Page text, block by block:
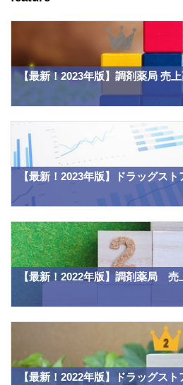
【最新！2023年版】調剤薬局 売
【最新！2023年版】ドラッグス
【最新！2022年版】調剤薬局 売
【最新！2022年版】ドラッグス